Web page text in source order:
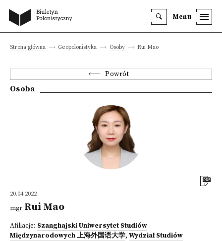
Menu
Strona główna Geopolonistyka Osoby Rui Mao
Powrót
Osoba
20.04.2022
mgr Rui Mao
Afiliacje: Szanghajski Uniwersytet Studiów
Międzynarodowych 上海外国语大学, Wydział Studiów